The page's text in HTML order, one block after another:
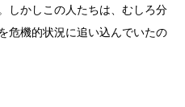
しかしこの人たちは、むしろ分
危機的状況に追い込んでいたの